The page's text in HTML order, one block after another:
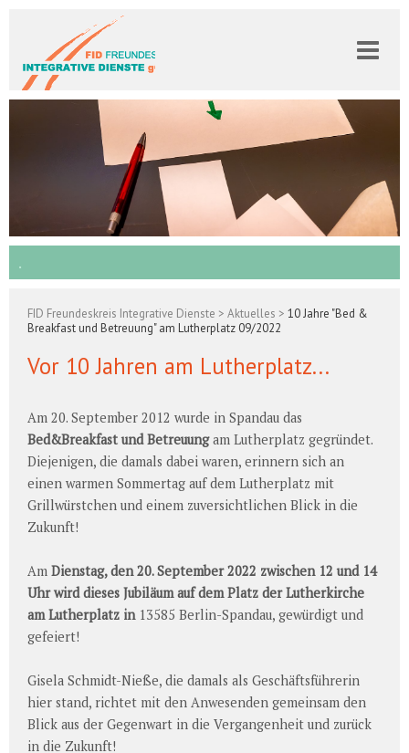
Navigation
.
FID Freundeskreis Integrative Dienste > Aktuelles > 10 Jahre "Bed &
Breakfast und Betreuung" am Lutherplatz 09/2022
Vor 10 Jahren am Lutherplatz...
Am 20. September 2012 wurde in Spandau das
Bed&Breakfast und Betreuungam Lutherplatz gegründet.
Diejenigen, die damals dabei waren, erinnern sich an
einen warmen Sommertag auf dem Lutherplatz mit
Grillwürstchen und einem zuversichtlichen Blick in die
Zukunft!
Am Dienstag, den 20. September 2022 zwischen 12 und 14
Uhrwird dieses Jubiläum auf dem Platz der Lutherkirche
am Lutherplatz in13585 Berlin-Spandau, gewürdigt und
gefeiert!
Gisela Schmidt-Nieße, die damals als Geschäftsführerin
hier stand, richtet mit den Anwesenden gemeinsam den
Blick aus der Gegenwart in die Vergangenheit und zurück
in die Zukunft!